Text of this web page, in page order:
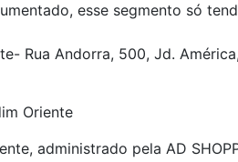
esse segmento só
Rua Andorra, 500, Jd.
Oriente
administrado pela AD